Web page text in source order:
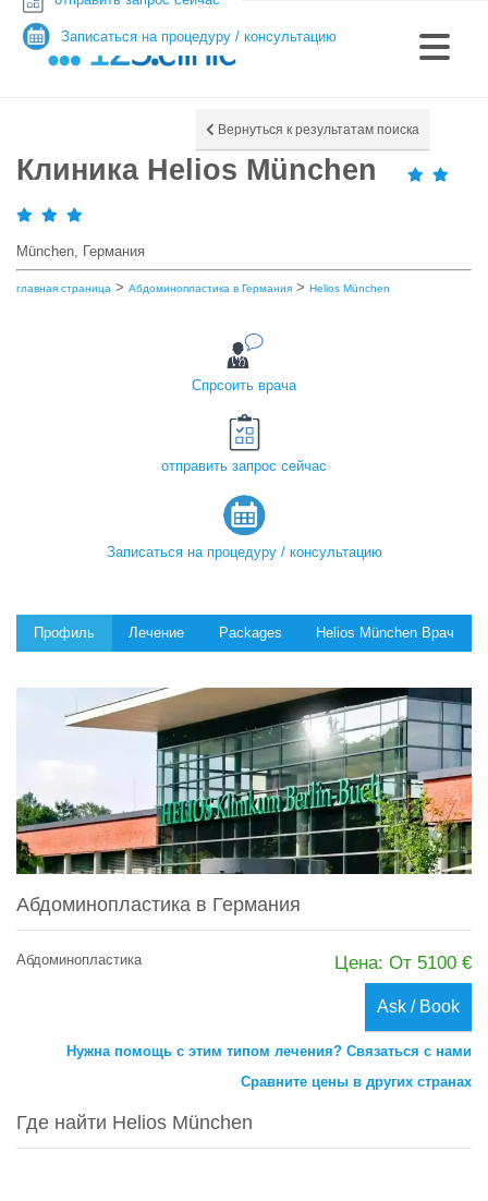
Вернуться к результатам поиска
Клиника Helios München
München, Германия
главная страница > Абдоминопластика в Германия > Helios München
Спрсоить врача
отправить запрос сейчас
Записаться на процедуру / консультацию
Профиль
Абдоминопластика в Германия
Абдоминопластика Цена: От 5100 €
Ask / Book
Нужна помощь с этим типом лечения? Связаться с нами
Сравните цены в других странах
Где найти Helios München
Лечение Packages Helios München Врач
Записаться на процедуру / консультацию